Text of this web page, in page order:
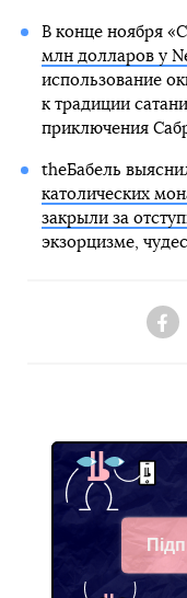
В конце ноября
млн долларов у
использование
к традиции
приключения
theБабель
католических
закрыли за
экзорцизме,